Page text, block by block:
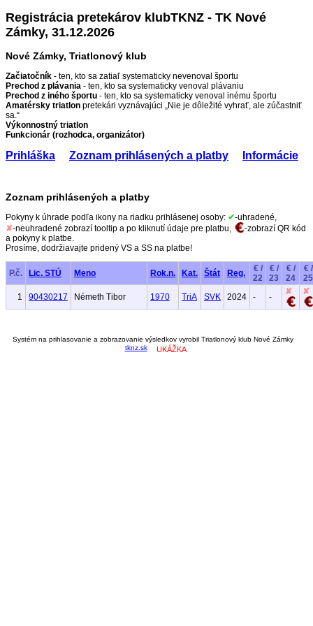
Registrácia pretekárov klubTKNZ - TK Nové
Zámky, 31.12.2026
Nové Zámky, Triatlonový klub
Začiatočník - ten, kto sa zatiaľ systematicky nevenoval športu
Prechod z plávania - ten, kto sa systematicky venoval plávaniu
Prechod z iného športu - ten, kto sa systematicky venoval inému športu
Amatérsky triatlon pretekári vyznávajúci „Nie je dôležité vyhrať, ale zúčastniť
sa.“
Výkonnostný triatlon
Funkcionár (rozhodca, organizátor)
Prihláška Zoznam prihlásených a platby Informácie
Zoznam prihlásených a platby
Pokyny k úhrade podľa ikony na riadku prihlásenej osoby: ✔-uhradené,
✘-neuhradené zobrazí tooltip a po kliknutí údaje pre platbu,
-zobrazí QR kód
a pokyny k platbe.
Prosíme, dodržiavajte pridený VS a SS na platbe!
P.č. Lic. STÚ Meno Rok.n. Kat. Štát Reg.
€ /
22
€ /
23
€ /
24
€ /
25
1
90430217 Németh Tibor 1970 TriA SVK 2024 - -
✘ ✘
Systém na prihlasovanie a zobrazovanie výsledkov vyrobil Triatlonový klub Nové Zámky
tknz.sk
UKÁŽKA